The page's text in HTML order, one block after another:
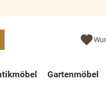
Gartenmöbel